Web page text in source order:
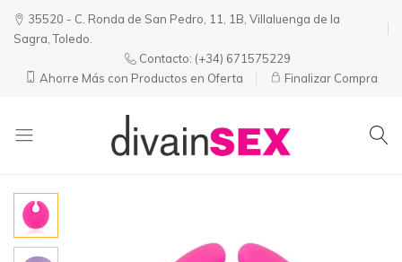
35520 - C. Ronda de San Pedro, 11, 1B, Villaluenga de la
Sagra, Toledo.
Contacto: (+34) 671575229
Ahorre Más con Productos en Oferta
Finalizar Compra